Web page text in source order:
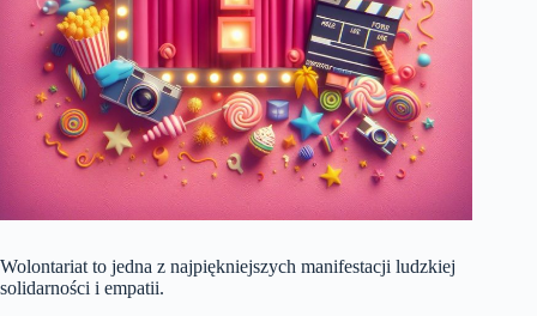
Wolontariat to jedna z najpiękniejszych manifestacji ludzkiej
solidarności i empatii.